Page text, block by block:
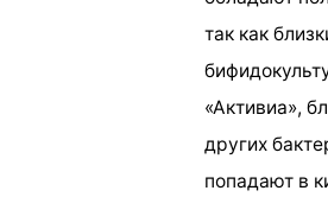
так как
«Активиа»,
других
попадают в